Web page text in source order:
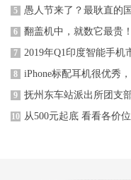
5 愚人节来了？最耿直的
6 翻盖机中，就数它最贵
7 2019年Q1印度智能手机
8 iPhone标配耳机很优秀
9 抚州东车站派出所团支
10 从500元起底 看看各价